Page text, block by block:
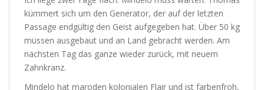
kümmert sich um den Generator, der auf der letzten
Passage endgültig den Geist aufgegeben hat. Über 50 kg
müssen ausgebaut und an Land gebracht werden. Am
nächsten Tag das ganze wieder zurück, mit neuem
Zahnkranz.
Mindelo hat maroden kolonialen Flair und ist farbenfroh,